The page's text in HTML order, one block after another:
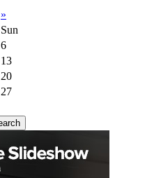
»
Sun
6
13
20
27